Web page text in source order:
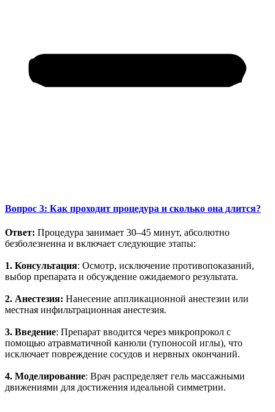
Вопрос 3: Как проходит процедура и сколько она длится?
Ответ: Процедура занимает 30–45 минут, абсолютно
безболезненна и включает следующие этапы:
1. Консультация: Осмотр, исключение противопоказаний,
выбор препарата и обсуждение ожидаемого результата.
2. Анестезия: Нанесение аппликационной анестезии или
местная инфильтрационная анестезия.
3. Введение: Препарат вводится через микропрокол с
помощью атравматичной канюли (тупоносой иглы), что
исключает повреждение сосудов и нервных окончаний.
4. Моделирование: Врач распределяет гель массажными
движениями для достижения идеальной симметрии.